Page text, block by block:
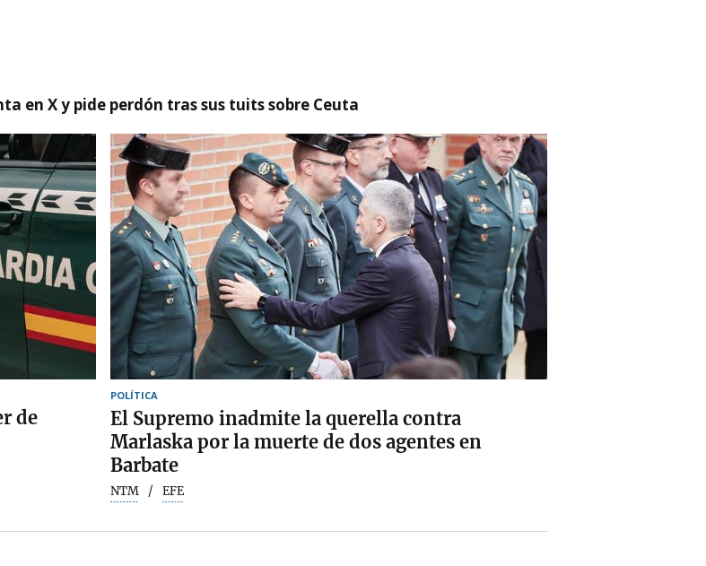
en X y pide perdón tras sus tuits sobre Ceuta
de
POLÍTICA
El Supremo inadmite la querella contra
Marlaska por la muerte de dos agentes en
Barbate
NTM EFE